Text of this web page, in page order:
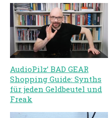
AudioPilz’ BAD GEAR
Shopping Guide: Synths
für jeden Geldbeutel und
Freak